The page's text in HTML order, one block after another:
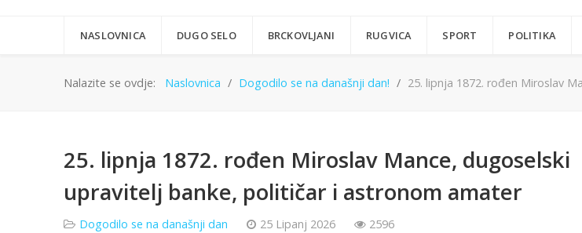
NASLOVNICA DUGO SELO BRCKOVLJANI RUGVICA SPORT POLITIKA
Nalazite se ovdje: Naslovnica Dogodilo se na današnji dan! 25. lipnja 1872. rođen Miroslav
25. lipnja 1872. rođen Miroslav Mance, dugoselski
upravitelj banke, političar i astronom amater
Dogodilo se na današnji dan 25 Lipanj 2026 2596